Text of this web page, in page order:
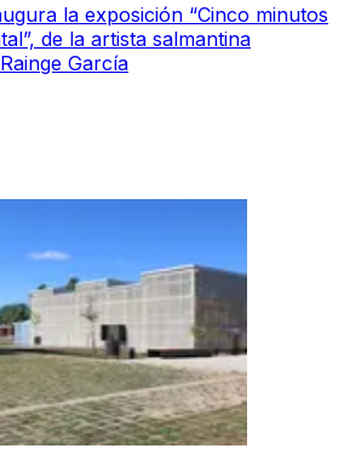
la exposición “Cinco minutos
de la artista salmantina
García